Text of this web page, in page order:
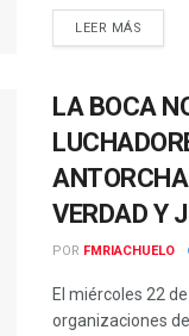
LEER MÁS
LA BOCA
VERDAD Y
POR FMRIACHUELO
El miércoles 22
organizaciones